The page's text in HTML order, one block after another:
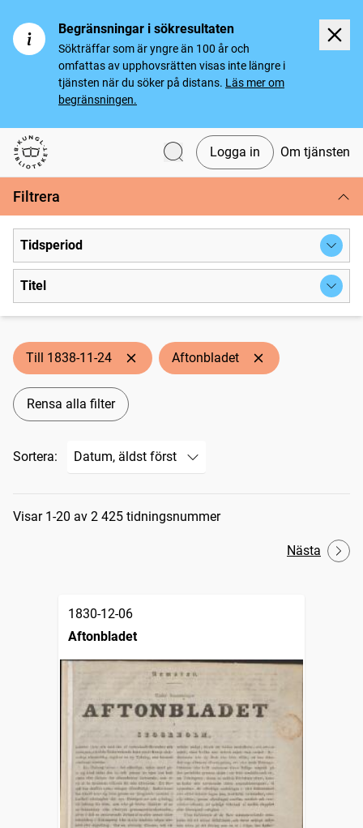
Begränsningar i sökresultaten
Sökträffar som är yngre än 100 år och
omfattas av upphovsrätten visas inte längre i
tjänsten när du söker på distans. Läs mer om
begränsningen.
Svenska tidningar
Logga in Om tjänsten
Filtrera
Tidsperiod
Titel
Till 1838-11-24 Aftonbladet
Rensa alla filter
Sortera:
Sökresultat
Visar 1-20 av 2 425 tidningsnummer
Nästa
1830-12-06
Aftonbladet